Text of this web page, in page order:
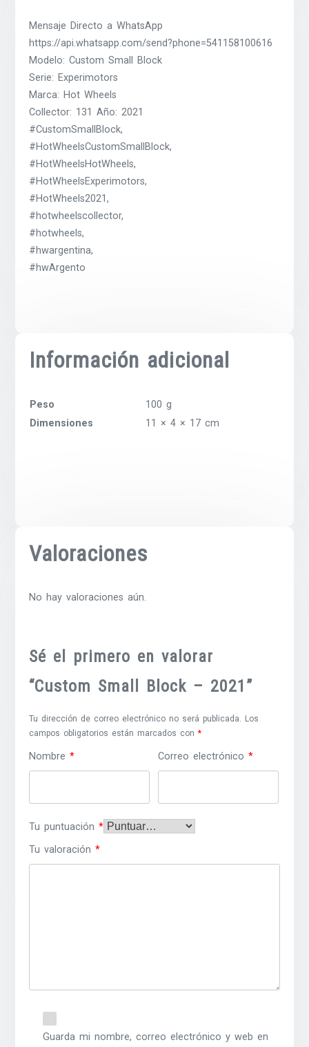
Mensaje Directo a WhatsApp
https://api.whatsapp.com/send?phone=541158100616
Modelo: Custom Small Block
Serie: Experimotors
Marca: Hot Wheels
Collector: 131 Año: 2021
#CustomSmallBlock,
#HotWheelsCustomSmallBlock,
#HotWheelsHotWheels,
#HotWheelsExperimotors,
#HotWheels2021,
#hotwheelscollector,
#hotwheels,
#hwargentina,
#hwArgento
Información adicional
Peso
100 g
Dimensiones
11 × 4 × 17 cm
Valoraciones
No hay valoraciones aún.
Sé el primero en valorar
“Custom Small Block – 2021”
Tu dirección de correo electrónico no será publicada.
Los
campos obligatorios están marcados con*
Nombre* Correo electrónico*
Tu puntuación*
Tu valoración*
Guarda mi nombre, correo electrónico y web en